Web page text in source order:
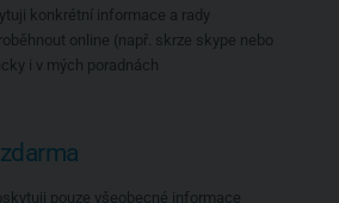
konkrétní informace a rady
online (např. skrze skype nebo
i v mých poradnách
pouze všeobecné informace